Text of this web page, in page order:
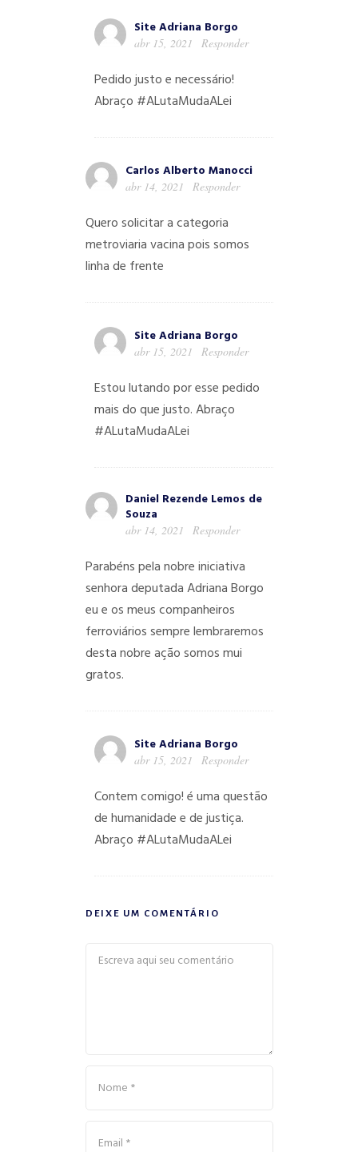
Site Adriana Borgo
abr 15, 2021 Responder
Pedido justo e necessário!
Abraço #ALutaMudaALei
Carlos Alberto Manocci
abr 14, 2021 Responder
Quero solicitar a categoria
metroviaria vacina pois somos
linha de frente
Site Adriana Borgo
abr 15, 2021 Responder
Estou lutando por esse pedido
mais do que justo. Abraço
#ALutaMudaALei
Daniel Rezende Lemos de
Souza
abr 14, 2021 Responder
Parabéns pela nobre iniciativa
senhora deputada Adriana Borgo
eu e os meus companheiros
ferroviários sempre lembraremos
desta nobre ação somos mui
gratos.
Site Adriana Borgo
abr 15, 2021 Responder
Contem comigo! é uma questão
de humanidade e de justiça.
Abraço #ALutaMudaALei
DEIXE UM COMENTÁRIO